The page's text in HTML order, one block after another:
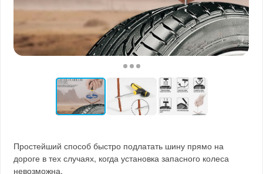
Простейший способ быстро подлатать шину прямо на
дороге в тех случаях, когда установка запасного колеса
невозможна.